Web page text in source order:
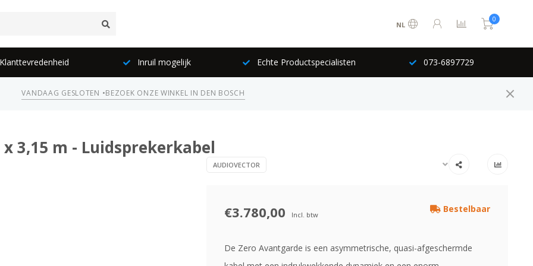
NL
0
Inruil mogelijk Echte Productspecialisten 073-6897729
VANDAAG GESLOTEN •BEZOEK ONZE WINKEL IN DEN BOSCH
3,15 m - Luidsprekerkabel
AUDIOVECTOR
€3.780,00 Incl. btw
Bestelbaar
De Zero Avantgarde is een asymmetrische, quasi-afgeschermde